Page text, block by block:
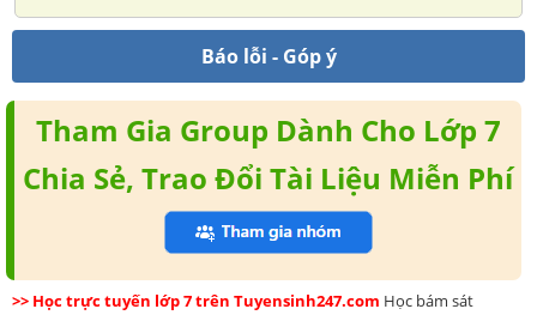
Báo lỗi - Góp ý
Tham Gia Group Dành Cho Lớp 7
Chia Sẻ, Trao Đổi Tài Liệu Miễn Phí
>> Học trực tuyến lớp 7 trên Tuyensinh247.com Học bám sát